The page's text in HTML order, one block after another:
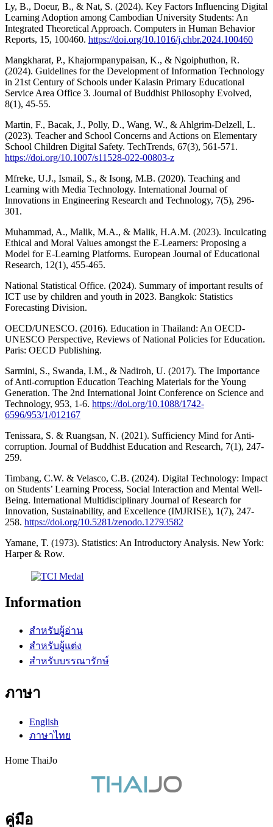
Ly, B., Doeur, B., & Nat, S. (2024). Key Factors Influencing Digital
Learning Adoption among Cambodian University Students: An
Integrated Theoretical Approach. Computers in Human Behavior
Reports, 15, 100460. https://doi.org/10.1016/j.chbr.2024.100460
Mangkharat, P., Khajormpanypaisan, K., & Ngoiphuthon, R.
(2024). Guidelines for the Development of Information Technology
in 21st Century of Schools under Kalasin Primary Educational
Service Area Office 3. Journal of Buddhist Philosophy Evolved,
8(1), 45-55.
Martin, F., Bacak, J., Polly, D., Wang, W., & Ahlgrim-Delzell, L.
(2023). Teacher and School Concerns and Actions on Elementary
School Children Digital Safety. TechTrends, 67(3), 561-571.
https://doi.org/10.1007/s11528-022-00803-z
Mfreke, U.J., Ismail, S., & Isong, M.B. (2020). Teaching and
Learning with Media Technology. International Journal of
Innovations in Engineering Research and Technology, 7(5), 296-
301.
Muhammad, A., Malik, M.A., & Malik, H.A.M. (2023). Inculcating
Ethical and Moral Values amongst the E-Learners: Proposing a
Model for E-Learning Platforms. European Journal of Educational
Research, 12(1), 455-465.
National Statistical Office. (2024). Summary of important results of
ICT use by children and youth in 2023. Bangkok: Statistics
Forecasting Division.
OECD/UNESCO. (2016). Education in Thailand: An OECD-
UNESCO Perspective, Reviews of National Policies for Education.
Paris: OECD Publishing.
Sarmini, S., Swanda, I.M., & Nadiroh, U. (2017). The Importance
of Anti-corruption Education Teaching Materials for the Young
Generation. The 2nd International Joint Conference on Science and
Technology, 953, 1-6. https://doi.org/10.1088/1742-
6596/953/1/012167
Tenissara, S. & Ruangsan, N. (2021). Sufficiency Mind for Anti-
corruption. Journal of Buddhist Education and Research, 7(1), 247-
259.
Timbang, C.W. & Velasco, C.B. (2024). Digital Technology: Impact
on Students’ Learning Process, Social Interaction and Mental Well-
Being. International Multidisciplinary Journal of Research for
Innovation, Sustainability, and Excellence (IMJRISE), 1(7), 247-
258. https://doi.org/10.5281/zenodo.12793582
Yamane, T. (1973). Statistics: An Introductory Analysis. New York:
Harper & Row.
Information
สำหรับผู้อ่าน
สำหรับผู้แต่ง
สำหรับบรรณารักษ์
ภาษา
English
ภาษาไทย
Home ThaiJo
คู่มือ